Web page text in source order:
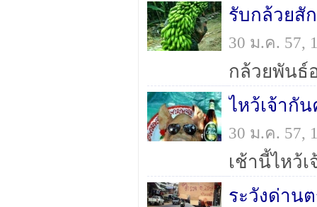
รับกล้วยสั
30 ม.ค. 57,
กล้วยพันธ์
ไหว้เจ้ากั
30 ม.ค. 57,
เช้านี้ไหว้
ระวังด่าน